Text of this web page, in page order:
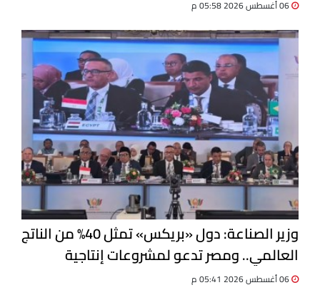
وزير الصناعة: دول «بريكس» تمثل 40% من الناتج
العالمي.. ومصر تدعو لمشروعات إنتاجية
مشتركة